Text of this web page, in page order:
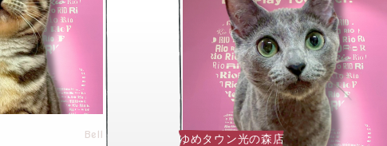
Bell ゆめタウン光の森店